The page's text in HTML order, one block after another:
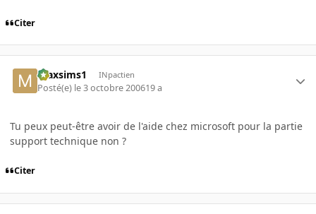
Citer
maxsims1 INpactien
Posté(e) le 3 octobre 200619 a
Tu peux peut-être avoir de l'aide chez microsoft pour la partie
support technique non ?
Citer